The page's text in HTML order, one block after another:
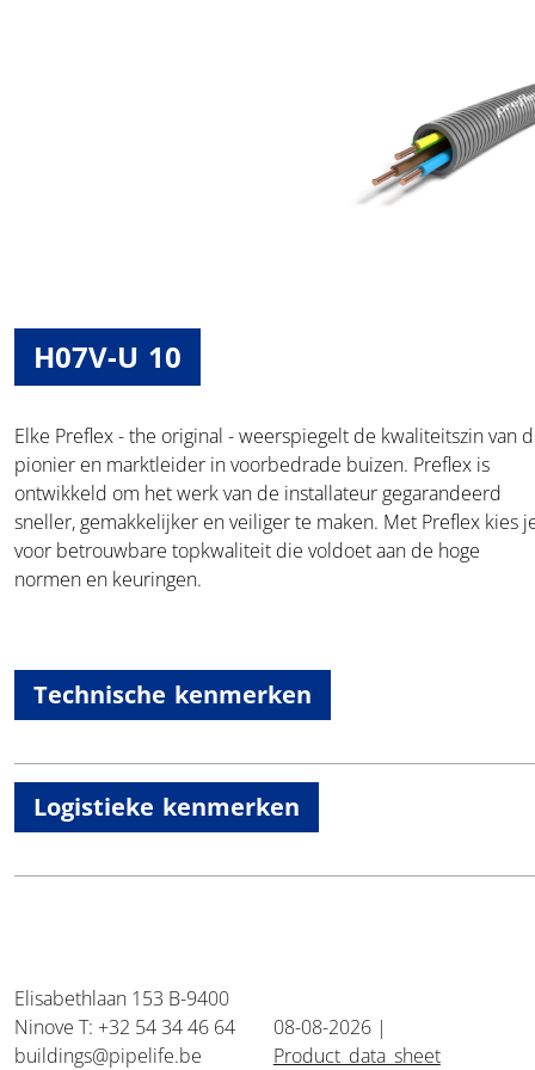
H07V-U 10
Elke Preflex - the original - weerspiegelt de kwaliteitszin van
pionier en marktleider in voorbedrade buizen. Preflex is
ontwikkeld om het werk van de installateur gegarandeerd
sneller, gemakkelijker en veiliger te maken. Met Preflex kies
voor betrouwbare topkwaliteit die voldoet aan de hoge
normen en keuringen.
Technische kenmerken
Logistieke kenmerken
Elisabethlaan 153 B-9400
Ninove T: +32 54 34 46 64
buildings@pipelife.be
08-08-2026 |
Product_data_sheet